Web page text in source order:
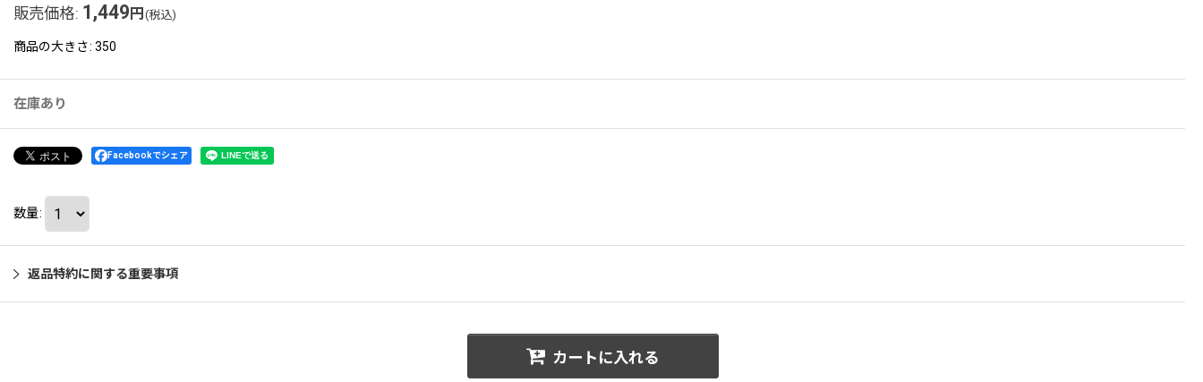
販売価格: 1,449 円 (税込)
商品の大きさ: 350
在庫あり
Facebookでシェア
数量:
返品特約に関する重要事項
カートに入れる